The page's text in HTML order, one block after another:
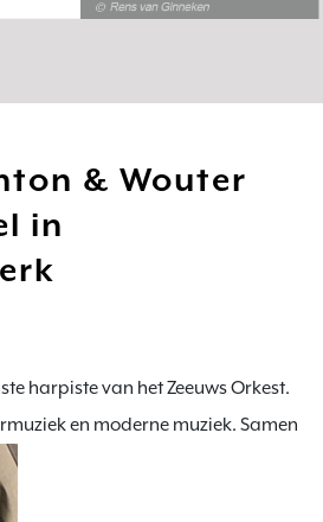
& Wouter
in
harpiste van het Zeeuws Orkest.
en moderne muziek. Samen